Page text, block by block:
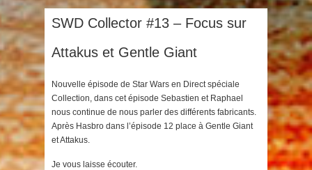
SWD Collector #13 – Focus sur
Attakus et Gentle Giant
Nouvelle épisode de Star Wars en Direct spéciale
Collection, dans cet épisode Sebastien et Raphael
nous continue de nous parler des différents fabricants.
Après Hasbro dans l’épisode 12 place à Gentle Giant
et Attakus.
Je vous laisse écouter.